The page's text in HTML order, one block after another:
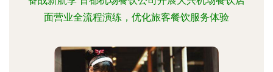
面营业全流程演练，优化旅客餐饮服务体验